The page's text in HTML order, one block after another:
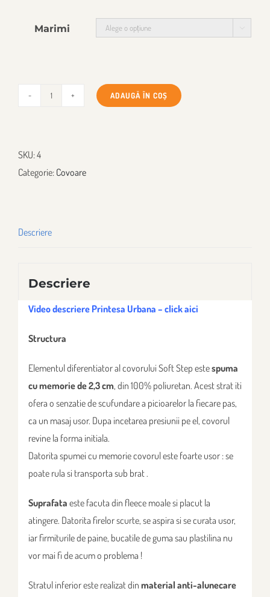
Marimi
2,3
Memorie,
blue
ADAUGĂ ÎN COȘ
SKU: 4
Categorie: Covoare
Descriere
Descriere
Video descriere Printesa Urbana – click aici
Structura
Elementul diferentiator al covorului Soft Step estespuma
cu memoriede 2,3 cm, din 100% poliuretan. Acest strat iti
ofera o senzatie de scufundare a picioarelor la fiecare pas,
ca un masaj usor. Dupa incetarea presiunii pe el, covorul
revine la forma initiala.
Datorita spumei cu memorie covorul este foarte usor : se
poate rula si transporta sub brat .
Suprafata este facuta din fleece moale si placut la
atingere. Datorita firelor scurte, se aspira si se curata usor,
iar firmiturile de paine, bucatile de guma sau plastilina nu
vor mai fi de acum o problema !
Stratul inferior este realizat din material anti-alunecare